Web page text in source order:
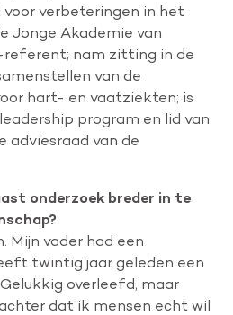
verbeteringen in het
Jonge Akademie van
referent; nam zitting in de
van de
hart- en vaatziekten; is
program en lid van
adviesraad van de
onderzoek breder in te
Mijn vader had een
twintig jaar geleden een
overleefd, maar
dat ik mensen echt wil